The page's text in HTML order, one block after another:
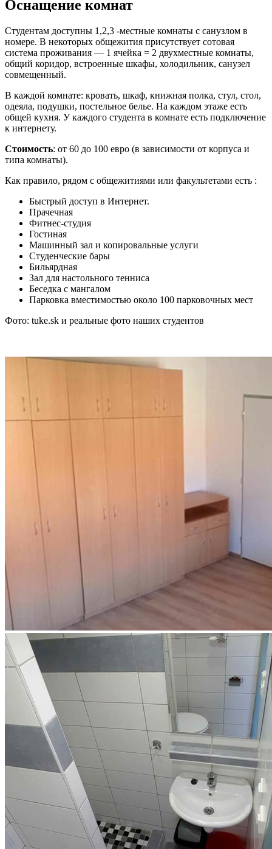
Оснащение комнат
Студентам доступны 1,2,3 -местные комнаты с санузлом в
номере. В некоторых общежития присутствует сотовая
система проживания — 1 ячейка = 2 двухместные комнаты,
общий коридор, встроенные шкафы, холодильник, санузел
совмещенный.
В каждой комнате: кровать, шкаф, книжная полка, стул, стол,
одеяла, подушки, постельное белье. На каждом этаже есть
общей кухня. У каждого студента в комнате есть подключение
к интернету.
Стоимость: от 60 до 100 евро (в зависимости от корпуса и
типа комнаты).
Как правило, рядом с общежитиями или факультетами есть :
Быстрый доступ в Интернет.
Прачечная
Фитнес-студия
Гостиная
Машинный зал и копировальные услуги
Студенческие бары
Бильярдная
Зал для настольного тенниса
Беседка с мангалом
Парковка вместимостью около 100 парковочных мест
Фото: tuke.sk и реальные фото наших студентов